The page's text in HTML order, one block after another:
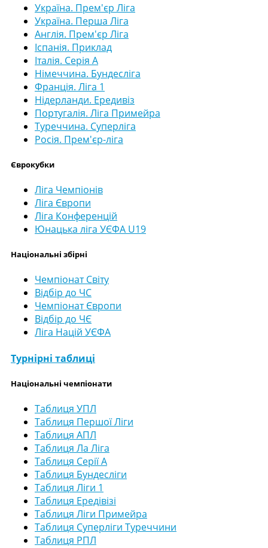
Україна. Прем'єр Ліга
Україна. Перша Ліга
Англія. Прем'єр Ліга
Іспанія. Приклад
Італія. Серія А
Німеччина. Бундесліга
Франція. Ліга 1
Нідерланди. Ередивіз
Португалія. Ліга Примейра
Туреччина. Суперліга
Росія. Прем'єр-ліга
Єврокубки
Ліга Чемпіонів
Ліга Європи
Ліга Конференцій
Юнацька ліга УЄФА U19
Національні збірні
Чемпіонат Світу
Відбір до ЧС
Чемпіонат Європи
Відбір до ЧЄ
Ліга Націй УЄФА
Турнірні таблиці
Національні чемпіонати
Таблиця УПЛ
Таблиця Першої Ліги
Таблиця АПЛ
Таблиця Ла Ліга
Таблиця Серії А
Таблиця Бундесліги
Таблиця Ліги 1
Таблиця Ередівізі
Таблиця Ліги Примейра
Таблиця Суперліги Туреччини
Таблиця РПЛ